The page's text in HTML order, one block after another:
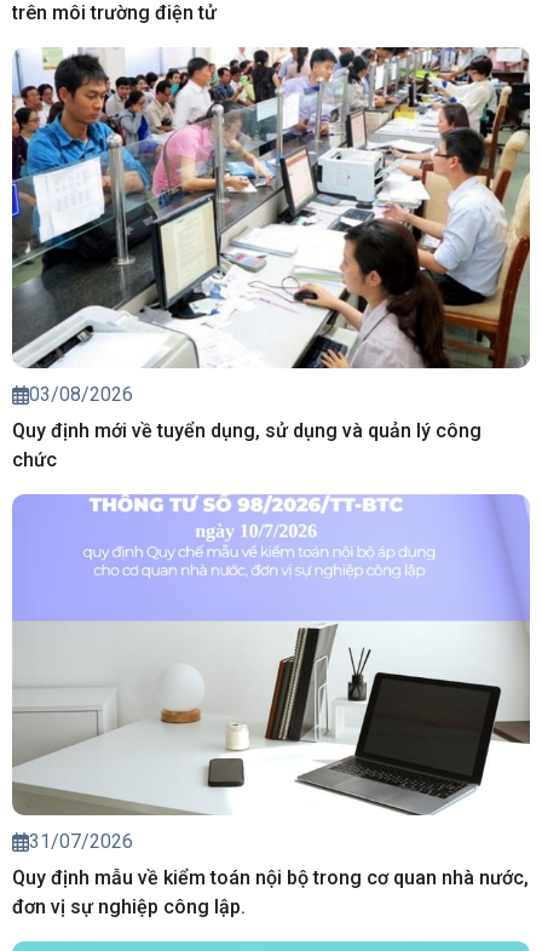
trên môi trường điện tử
03/08/2026
Quy định mới về tuyển dụng, sử dụng và quản lý công
chức
31/07/2026
Quy định mẫu về kiểm toán nội bộ trong cơ quan nhà nước,
đơn vị sự nghiệp công lập.